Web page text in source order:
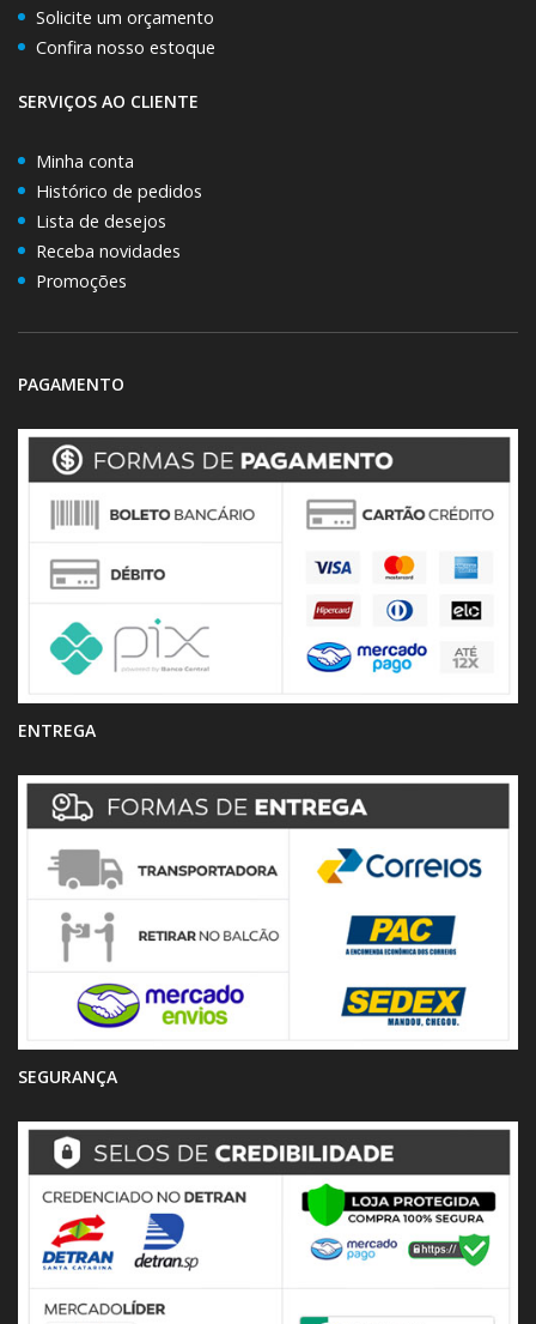
Solicite um orçamento
Confira nosso estoque
SERVIÇOS AO CLIENTE
Minha conta
Histórico de pedidos
Lista de desejos
Receba novidades
Promoções
PAGAMENTO
ENTREGA
SEGURANÇA